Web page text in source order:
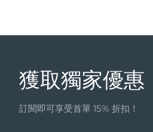
獲取獨家優惠
訂閱即可享受首單 15% 折扣！